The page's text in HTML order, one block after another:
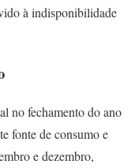
à indisponibilidade
no fechamento do ano
fonte de consumo e
e dezembro,